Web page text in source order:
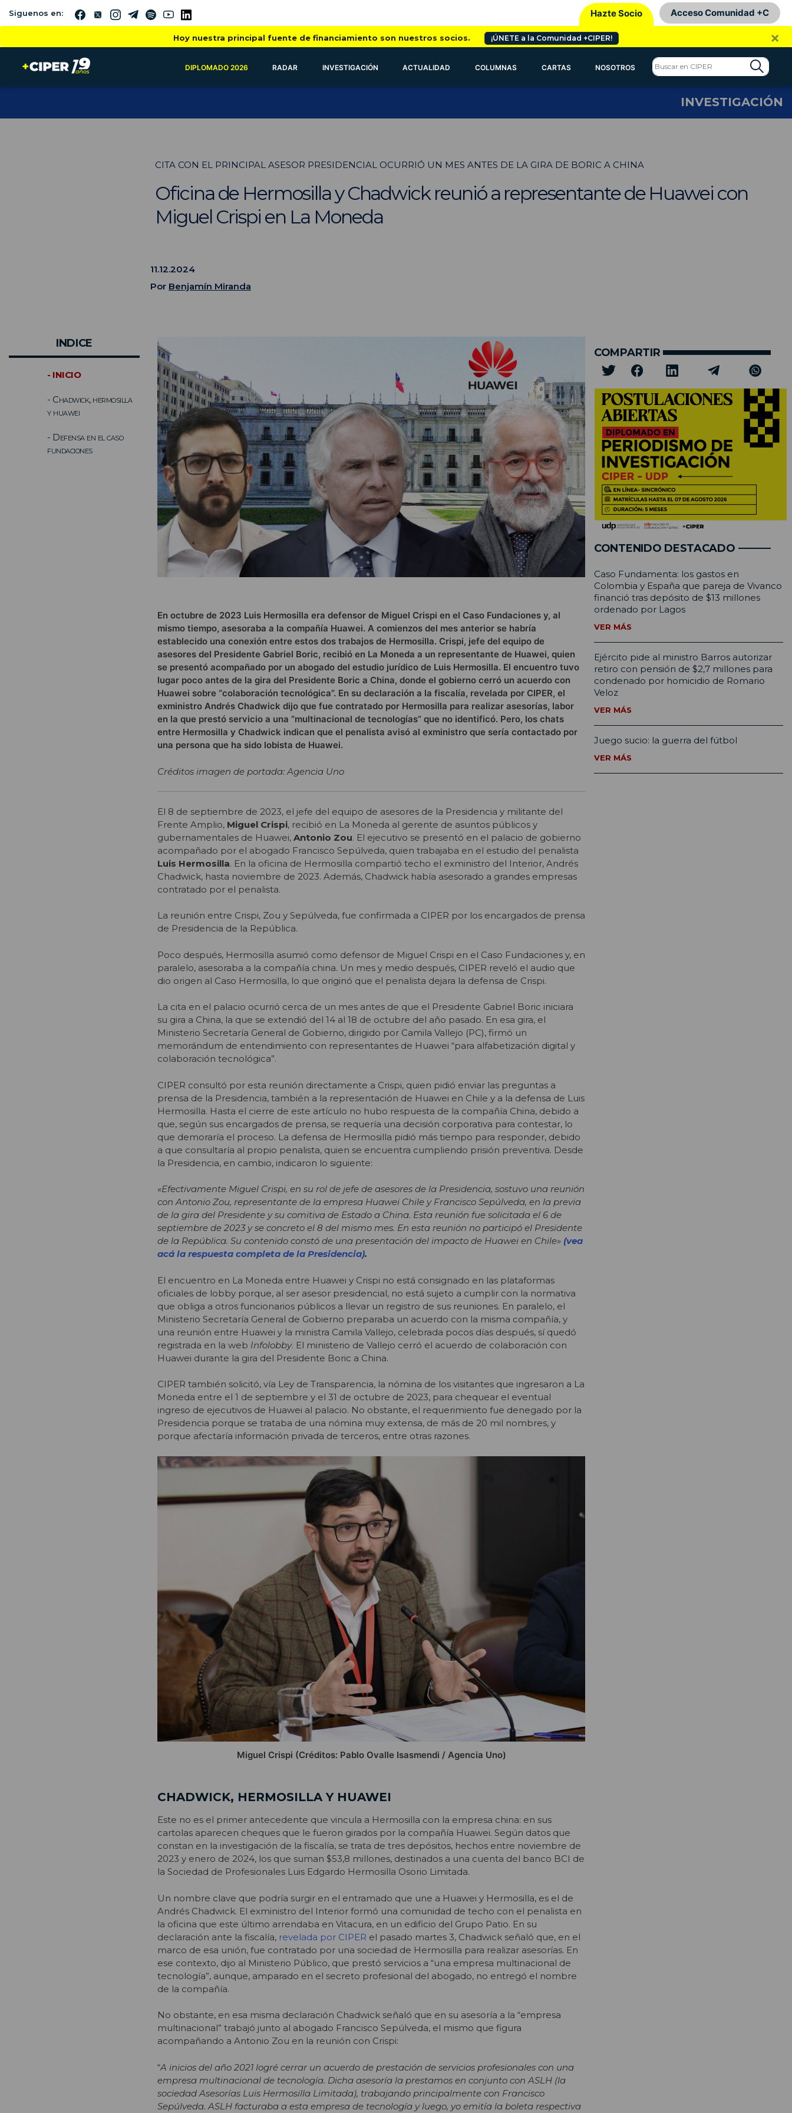
Siguenos en: Hazte Socio Acceso Comunidad +C
Hoy nuestra principal fuente de financiamiento son nuestros socios. ¡ÚNETE a la Comunidad +CIPER! ×
DIPLOMADO 2026 RADAR INVESTIGACIÓN ACTUALIDAD COLUMNAS CARTAS NOSOTROS
INVESTIGACIÓN
CITA CON EL PRINCIPAL ASESOR PRESIDENCIAL OCURRIÓ UN MES ANTES DE LA GIRA DE BORIC A CHINA
Oficina de Hermosilla y Chadwick reunió a representante de Huawei con
Miguel Crispi en La Moneda
11.12.2024
Por Benjamín Miranda
INDICE
- INICIO
- Chadwick, hermosilla
y huawei
- Defensa en el caso
fundaciones
En octubre de 2023 Luis Hermosilla era defensor de Miguel Crispi en el Caso Fundaciones y, al
mismo tiempo, asesoraba a la compañía Huawei. A comienzos del mes anterior se habría
establecido una conexión entre estos dos trabajos de Hermosilla. Crispi, jefe del equipo de
asesores del Presidente Gabriel Boric, recibió en La Moneda a un representante de Huawei, quien
se presentó acompañado por un abogado del estudio jurídico de Luis Hermosilla. El encuentro tuvo
lugar poco antes de la gira del Presidente Boric a China, donde el gobierno cerró un acuerdo con
Huawei sobre “colaboración tecnológica”. En su declaración a la fiscalía, revelada por CIPER, el
exministro Andrés Chadwick dijo que fue contratado por Hermosilla para realizar asesorías, labor
en la que prestó servicio a una “multinacional de tecnologías” que no identificó. Pero, los chats
entre Hermosilla y Chadwick indican que el penalista avisó al exministro que sería contactado por
una persona que ha sido lobista de Huawei.
Créditos imagen de portada: Agencia Uno
El 8 de septiembre de 2023, el jefe del equipo de asesores de la Presidencia y militante del
Frente Amplio, Miguel Crispi, recibió en La Moneda al gerente de asuntos públicos y
gubernamentales de Huawei, Antonio Zou. El ejecutivo se presentó en el palacio de gobierno
acompañado por el abogado Francisco Sepúlveda, quien trabajaba en el estudio del penalista
Luis Hermosilla. En la oficina de Hermosilla compartió techo el exministro del Interior, Andrés
Chadwick, hasta noviembre de 2023. Además, Chadwick había asesorado a grandes empresas
contratado por el penalista.
La reunión entre Crispi, Zou y Sepúlveda, fue confirmada a CIPER por los encargados de prensa
de Presidencia de la República.
Poco después, Hermosilla asumió como defensor de Miguel Crispi en el Caso Fundaciones y, en
paralelo, asesoraba a la compañía china. Un mes y medio después, CIPER reveló el audio que
dio origen al Caso Hermosilla, lo que originó que el penalista dejara la defensa de Crispi.
La cita en el palacio ocurrió cerca de un mes antes de que el Presidente Gabriel Boric iniciara
su gira a China, la que se extendió del 14 al 18 de octubre del año pasado. En esa gira, el
Ministerio Secretaría General de Gobierno, dirigido por Camila Vallejo (PC), firmó un
memorándum de entendimiento con representantes de Huawei “para alfabetización digital y
colaboración tecnológica”.
CIPER consultó por esta reunión directamente a Crispi, quien pidió enviar las preguntas a
prensa de la Presidencia, también a la representación de Huawei en Chile y a la defensa de Luis
Hermosilla. Hasta el cierre de este artículo no hubo respuesta de la compañía China, debido a
que, según sus encargados de prensa, se requería una decisión corporativa para contestar, lo
que demoraría el proceso. La defensa de Hermosilla pidió más tiempo para responder, debido
a que consultaría al propio penalista, quien se encuentra cumpliendo prisión preventiva. Desde
la Presidencia, en cambio, indicaron lo siguiente:
«Efectivamente Miguel Crispi, en su rol de jefe de asesores de la Presidencia, sostuvo una reunión
con Antonio Zou, representante de la empresa Huawei Chile y Francisco Sepúlveda, en la previa
de la gira del Presidente y su comitiva de Estado a China. Esta reunión fue solicitada el 6 de
septiembre de 2023 y se concreto el 8 del mismo mes. En esta reunión no participó el Presidente
de la República. Su contenido constó de una presentación del impacto de Huawei en Chile» (vea
acá la respuesta completa de la Presidencia).
El encuentro en La Moneda entre Huawei y Crispi no está consignado en las plataformas
oficiales de lobby porque, al ser asesor presidencial, no está sujeto a cumplir con la normativa
que obliga a otros funcionarios públicos a llevar un registro de sus reuniones. En paralelo, el
Ministerio Secretaría General de Gobierno preparaba un acuerdo con la misma compañía, y
una reunión entre Huawei y la ministra Camila Vallejo, celebrada pocos días después, sí quedó
registrada en la web Infolobby. El ministerio de Vallejo cerró el acuerdo de colaboración con
Huawei durante la gira del Presidente Boric a China.
CIPER también solicitó, vía Ley de Transparencia, la nómina de los visitantes que ingresaron a La
Moneda entre el 1 de septiembre y el 31 de octubre de 2023, para chequear el eventual
ingreso de ejecutivos de Huawei al palacio. No obstante, el requerimiento fue denegado por la
Presidencia porque se trataba de una nómina muy extensa, de más de 20 mil nombres, y
porque afectaría información privada de terceros, entre otras razones.
Miguel Crispi (Créditos: Pablo Ovalle Isasmendi / Agencia Uno)
CHADWICK, HERMOSILLA Y HUAWEI
Este no es el primer antecedente que vincula a Hermosilla con la empresa china: en sus
cartolas aparecen cheques que le fueron girados por la compañía Huawei. Según datos que
constan en la investigación de la fiscalía, se trata de tres depósitos, hechos entre noviembre de
2023 y enero de 2024, los que suman $53,8 millones, destinados a una cuenta del banco BCI de
la Sociedad de Profesionales Luis Edgardo Hermosilla Osorio Limitada.
Un nombre clave que podría surgir en el entramado que une a Huawei y Hermosilla, es el de
Andrés Chadwick. El exministro del Interior formó una comunidad de techo con el penalista en
la oficina que este último arrendaba en Vitacura, en un edificio del Grupo Patio. En su
declaración ante la fiscalía, revelada por CIPER el pasado martes 3, Chadwick señaló que, en el
marco de esa unión, fue contratado por una sociedad de Hermosilla para realizar asesorías. En
ese contexto, dijo al Ministerio Público, que prestó servicios a “una empresa multinacional de
tecnología”, aunque, amparado en el secreto profesional del abogado, no entregó el nombre
de la compañía.
No obstante, en esa misma declaración Chadwick señaló que en su asesoría a la “empresa
multinacional” trabajó junto al abogado Francisco Sepúlveda, el mismo que figura
acompañando a Antonio Zou en la reunión con Crispi:
“A inicios del año 2021 logré cerrar un acuerdo de prestación de servicios profesionales con una
empresa multinacional de tecnología. Dicha asesoría la prestamos en conjunto con ASLH (la
sociedad Asesorías Luis Hermosilla Limitada), trabajando principalmente con Francisco
Sepúlveda. ASLH facturaba a esta empresa de tecnología y luego, yo emitía la boleta respectiva
COMPARTIR
CONTENIDO DESTACADO
Caso Fundamenta: los gastos en
Colombia y España que pareja de Vivanco
financió tras depósito de $13 millones
ordenado por Lagos
VER MÁS
Ejército pide al ministro Barros autorizar
retiro con pensión de $2,7 millones para
condenado por homicidio de Romario
Veloz
VER MÁS
Juego sucio: la guerra del fútbol
VER MÁS